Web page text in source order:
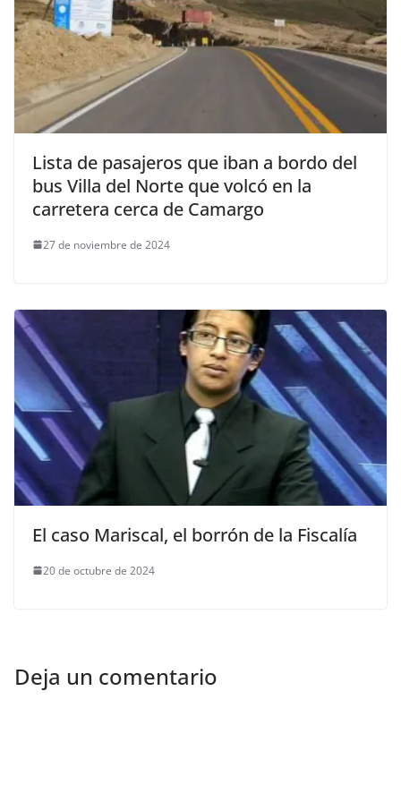
Lista de pasajeros que iban a bordo del
bus Villa del Norte que volcó en la
carretera cerca de Camargo
27 de noviembre de 2024
El caso Mariscal, el borrón de la Fiscalía
20 de octubre de 2024
Deja un comentario